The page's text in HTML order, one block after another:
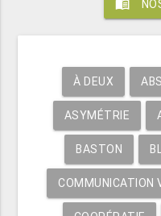
menu_book
À DEUX
ASYMÉTRIE
BASTON
COMMUNICATION